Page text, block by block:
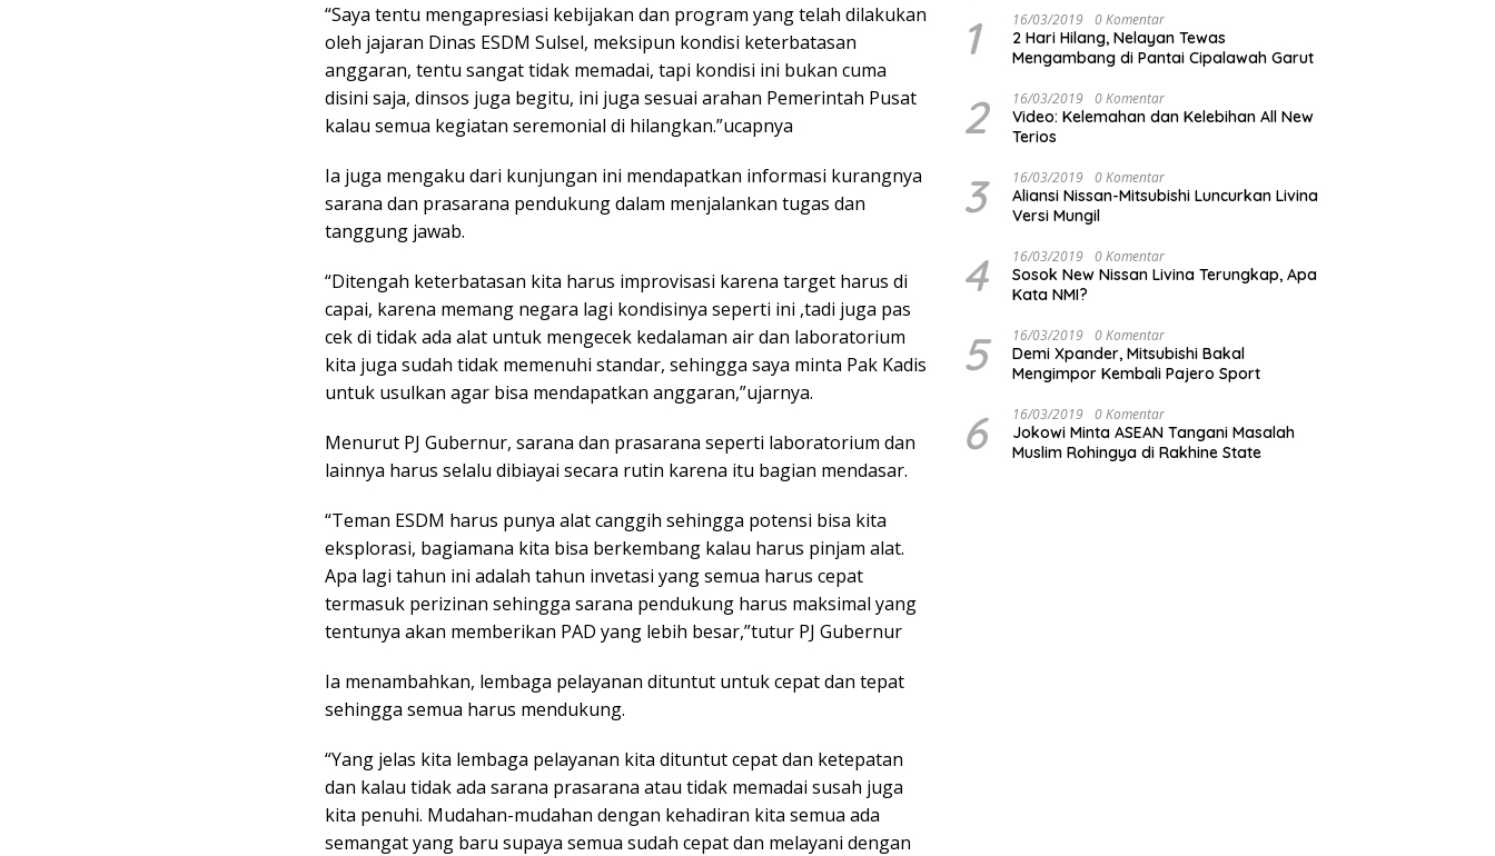
“Saya tentu mengapresiasi kebijakan dan program yang telah dilakukan
oleh jajaran Dinas ESDM Sulsel, meksipun kondisi keterbatasan
anggaran, tentu sangat tidak memadai, tapi kondisi ini bukan cuma
disini saja, dinsos juga begitu, ini juga sesuai arahan Pemerintah Pusat
kalau semua kegiatan seremonial di hilangkan.”ucapnya
Ia juga mengaku dari kunjungan ini mendapatkan informasi kurangnya
sarana dan prasarana pendukung dalam menjalankan tugas dan
tanggung jawab.
“Ditengah keterbatasan kita harus improvisasi karena target harus di
capai, karena memang negara lagi kondisinya seperti ini ,tadi juga pas
cek di tidak ada alat untuk mengecek kedalaman air dan laboratorium
kita juga sudah tidak memenuhi standar, sehingga saya minta Pak Kadis
untuk usulkan agar bisa mendapatkan anggaran,”ujarnya.
Menurut PJ Gubernur, sarana dan prasarana seperti laboratorium dan
lainnya harus selalu dibiayai secara rutin karena itu bagian mendasar.
“Teman ESDM harus punya alat canggih sehingga potensi bisa kita
eksplorasi, bagiamana kita bisa berkembang kalau harus pinjam alat.
Apa lagi tahun ini adalah tahun invetasi yang semua harus cepat
termasuk perizinan sehingga sarana pendukung harus maksimal yang
tentunya akan memberikan PAD yang lebih besar,”tutur PJ Gubernur
Ia menambahkan, lembaga pelayanan dituntut untuk cepat dan tepat
sehingga semua harus mendukung.
“Yang jelas kita lembaga pelayanan kita dituntut cepat dan ketepatan
dan kalau tidak ada sarana prasarana atau tidak memadai susah juga
kita penuhi. Mudahan-mudahan dengan kehadiran kita semua ada
semangat yang baru supaya semua sudah cepat dan melayani dengan
1 16/03/2019 0 Komentar
2 Hari Hilang, Nelayan Tewas
Mengambang di Pantai Cipalawah Garut
2 16/03/2019 0 Komentar
Video: Kelemahan dan Kelebihan All New
Terios
3 16/03/2019 0 Komentar
Aliansi Nissan-Mitsubishi Luncurkan Livina
Versi Mungil
4 16/03/2019 0 Komentar
Sosok New Nissan Livina Terungkap, Apa
Kata NMI?
5 16/03/2019 0 Komentar
Demi Xpander, Mitsubishi Bakal
Mengimpor Kembali Pajero Sport
6 16/03/2019 0 Komentar
Jokowi Minta ASEAN Tangani Masalah
Muslim Rohingya di Rakhine State